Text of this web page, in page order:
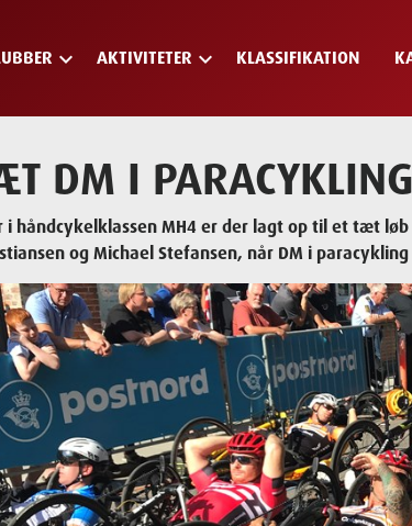
keyboard_arrow_down AKTIVITETER keyboard_arrow_down KLASSIFIKATION
DM I
i håndcykelklassen MH4 er der lagt op til et tæt
og Michael Stefansen, når DM i